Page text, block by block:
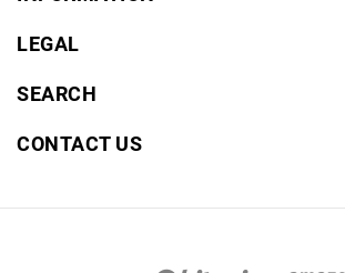
LEGAL
SEARCH
CONTACT US